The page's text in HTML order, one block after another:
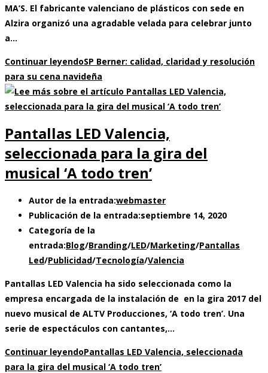
MA’S. El fabricante valenciano de plásticos con sede en
Alzira organizó una agradable velada para celebrar junto
a…
Continuar leyendoSP Berner: calidad, claridad y resolución
para su cena navideña
Pantallas LED Valencia,
seleccionada para la gira del
musical ‘A todo tren’
Autor de la entrada:webmaster
Publicación de la entrada:septiembre 14, 2020
Categoría de la
entrada:Blog/Branding/LED/Marketing/Pantallas
Led/Publicidad/Tecnología/Valencia
Pantallas LED Valencia ha sido seleccionada como la
empresa encargada de la instalación de en la gira 2017 del
nuevo musical de ALTV Producciones, ‘A todo tren’. Una
serie de espectáculos con cantantes,…
Continuar leyendoPantallas LED Valencia, seleccionada
para la gira del musical ‘A todo tren’